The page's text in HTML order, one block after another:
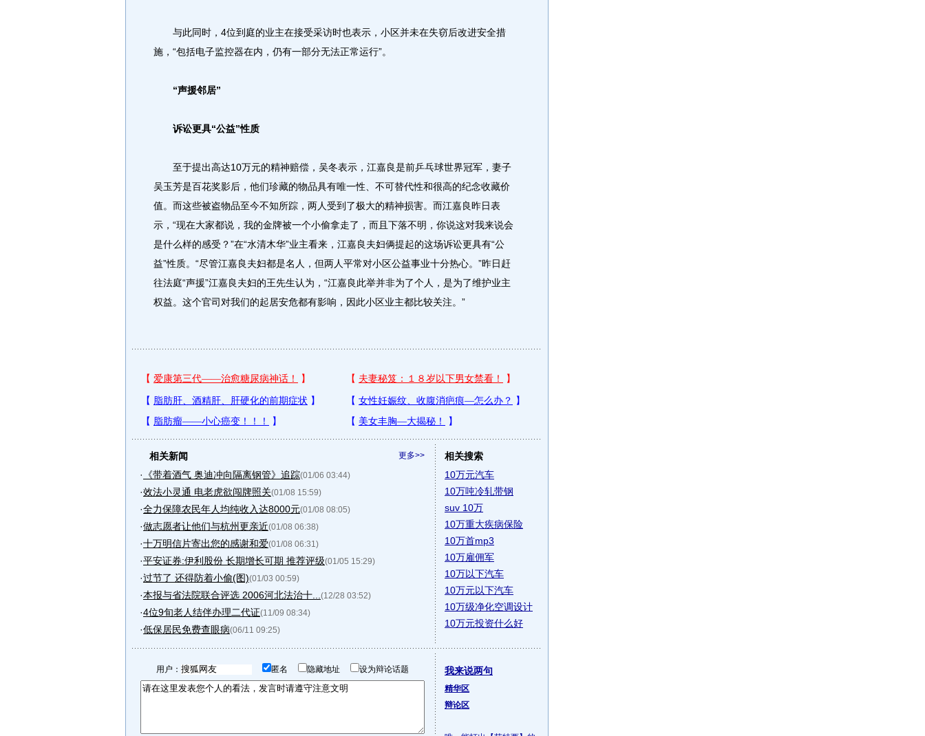
与此同时，4位到庭的业主在接受采访时也表示，小区并未在失窃后改进安全措
施，“包括电子监控器在内，仍有一部分无法正常运行”。
“声援邻居”
诉讼更具“公益”性质
至于提出高达10万元的精神赔偿，吴冬表示，江嘉良是前乒乓球世界冠军，妻子
吴玉芳是百花奖影后，他们珍藏的物品具有唯一性、不可替代性和很高的纪念收藏价
值。而这些被盗物品至今不知所踪，两人受到了极大的精神损害。而江嘉良昨日表
示，“现在大家都说，我的金牌被一个小偷拿走了，而且下落不明，你说这对我来说会
是什么样的感受？”在“水清木华”业主看来，江嘉良夫妇俩提起的这场诉讼更具有“公
益”性质。“尽管江嘉良夫妇都是名人，但两人平常对小区公益事业十分热心。”昨日赶
往法庭“声援”江嘉良夫妇的王先生认为，“江嘉良此举并非为了个人，是为了维护业主
权益。这个官司对我们的起居安危都有影响，因此小区业主都比较关注。”
更多>>
相关新闻
·
《带着酒气 奥迪冲向隔离钢管》追踪(01/06 03:44)
·效法小灵通 电老虎欲闯牌照关(01/08 15:59)
·全力保障农民年人均纯收入达8000元(01/08 08:05)
·做志愿者让他们与杭州更亲近(01/08 06:38)
·十万明信片寄出您的感谢和爱(01/08 06:31)
·平安证券:伊利股份 长期增长可期 推荐评级(01/05 15:29)
·过节了 还得防着小偷(图)(01/03 00:59)
·本报与省法院联合评选 2006河北法治十... (12/28 03:52)
·4位9旬老人结伴办理二代证(11/09 08:34)
·低保居民免费查眼病(06/11 09:25)
相关搜索
10万元汽车
10万吨冷轧带钢
suv 10万
10万重大疾病保险
10万首mp3
10万雇佣军
10万以下汽车
10万元以下汽车
10万级净化空调设计
10万元投资什么好
用户： 匿名 隐藏地址 设为辩论话题 我来说两句
精华区
辩论区